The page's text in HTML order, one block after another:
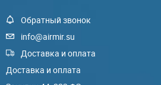
Обратный звонок
info@airmir.su
Доставка и оплата
Доставка и оплата